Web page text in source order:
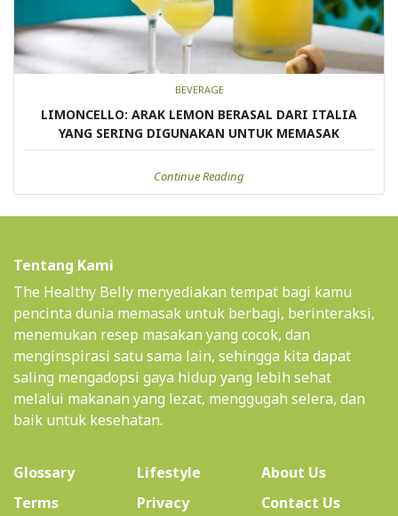
BEVERAGE
LIMONCELLO: ARAK LEMON BERASAL DARI ITALIA
YANG SERING DIGUNAKAN UNTUK MEMASAK
Continue Reading
Tentang Kami
The Healthy Belly menyediakan tempat bagi kamu
pencinta dunia memasak untuk berbagi, berinteraksi,
menemukan resep masakan yang cocok, dan
menginspirasi satu sama lain, sehingga kita dapat
saling mengadopsi gaya hidup yang lebih sehat
melalui makanan yang lezat, menggugah selera, dan
baik untuk kesehatan.
Glossary Lifestyle About Us(current)
Terms
Privacy Contact Us